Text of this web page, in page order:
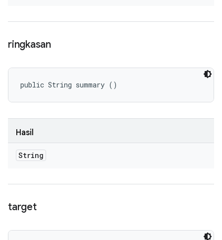
ringkasan
public String summary ()
Hasil
String
target